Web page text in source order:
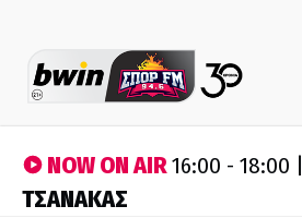
NOW ON AIR16:00 - 18:00 |
ΤΣΑΝΑΚΑΣ